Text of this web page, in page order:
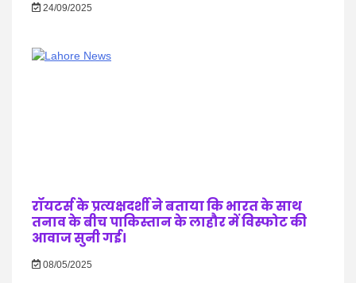
24/09/2025
रॉयटर्स के प्रत्यक्षदर्शी ने बताया कि भारत के साथ
तनाव के बीच पाकिस्तान के लाहौर में विस्फोट की
आवाज सुनी गई।
08/05/2025